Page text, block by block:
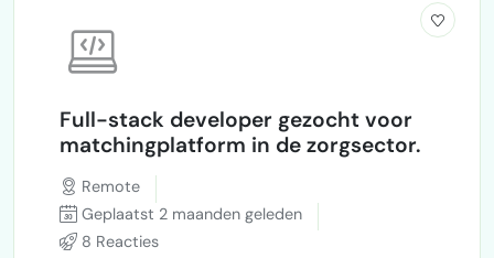
Full-stack developer gezocht voor
matchingplatform in de zorgsector.
Remote
Geplaatst 2 maanden geleden
8 Reacties